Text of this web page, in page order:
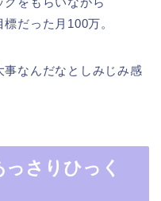
だった月100万。
事なんだなとしみじみ感
さりひっく